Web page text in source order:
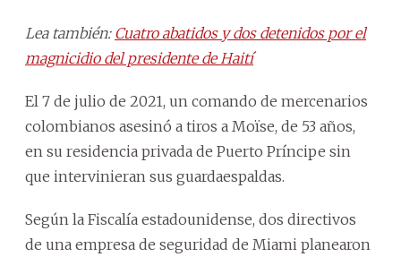
Lea también: Cuatro abatidos y dos detenidos por el
magnicidio del presidente de Haití
El 7 de julio de 2021, un comando de mercenarios
colombianos asesinó a tiros a Moïse, de 53 años,
en su residencia privada de Puerto Príncipe sin
que intervinieran sus guardaespaldas.
Según la Fiscalía estadounidense, dos directivos
de una empresa de seguridad de Miami planearon